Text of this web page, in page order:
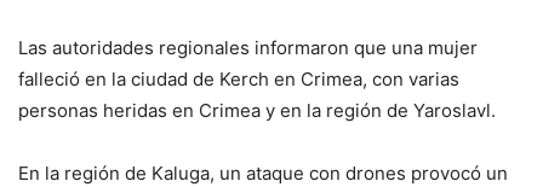
Las autoridades regionales informaron que una mujer
falleció en la ciudad de Kerch en Crimea, con varias
personas heridas en Crimea y en la región de Yaroslavl.
En la región de Kaluga, un ataque con drones provocó un